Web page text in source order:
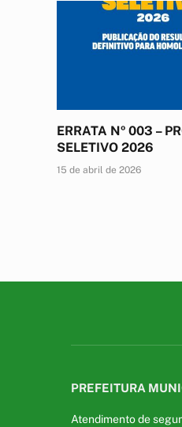
ERRATA Nº 003 –
SELETIVO 2026
15 de abril de 2026
PREFEITURA
Atendimento de